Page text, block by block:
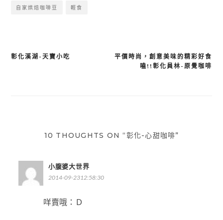
自家烘焙咖啡豆 輕食
文
彰化溪湖-天寶小吃
平價時尚，創意美味的精彩好食
嗑!!彰化員林-原覺咖啡
10 THOUGHTS ON “彰化-心甜咖啡”
小腹婆大世界
2014-09-2312:58:30
咩賣哦：Ｄ